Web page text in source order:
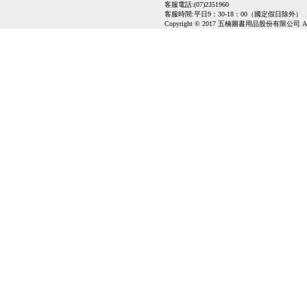
客服電話:(07)2351960
客服時間:平日9：30-18：00（國定假日除外）
Copyright © 2017 五楠圖書用品股份有限公司